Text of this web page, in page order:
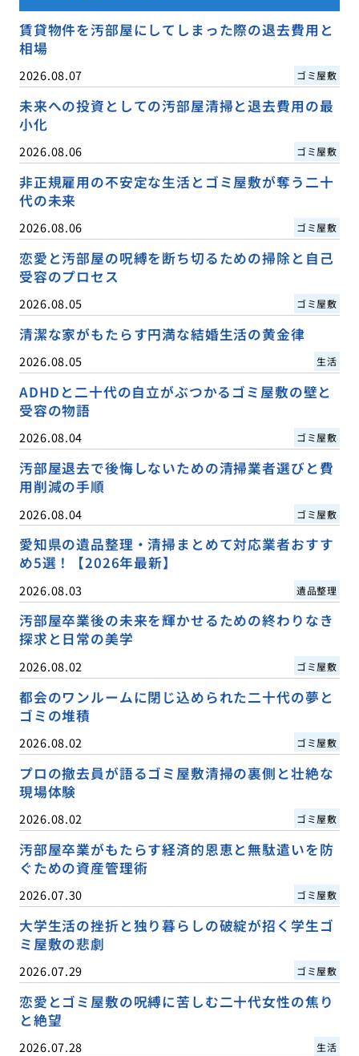
賃貸物件を汚部屋にしてしまった際の退去費用と
相場
2026.08.07 ゴミ屋敷
未来への投資としての汚部屋清掃と退去費用の最
小化
2026.08.06 ゴミ屋敷
非正規雇用の不安定な生活とゴミ屋敷が奪う二十
代の未来
2026.08.06 ゴミ屋敷
恋愛と汚部屋の呪縛を断ち切るための掃除と自己
受容のプロセス
2026.08.05 ゴミ屋敷
清潔な家がもたらす円満な結婚生活の黄金律
2026.08.05 生活
ADHDと二十代の自立がぶつかるゴミ屋敷の壁と
受容の物語
2026.08.04 ゴミ屋敷
汚部屋退去で後悔しないための清掃業者選びと費
用削減の手順
2026.08.04 ゴミ屋敷
愛知県の遺品整理・清掃まとめて対応業者おすす
め5選！【2026年最新】
2026.08.03 遺品整理
汚部屋卒業後の未来を輝かせるための終わりなき
探求と日常の美学
2026.08.02 ゴミ屋敷
都会のワンルームに閉じ込められた二十代の夢と
ゴミの堆積
2026.08.02 ゴミ屋敷
プロの撤去員が語るゴミ屋敷清掃の裏側と壮絶な
現場体験
2026.08.02 ゴミ屋敷
汚部屋卒業がもたらす経済的恩恵と無駄遣いを防
ぐための資産管理術
2026.07.30 ゴミ屋敷
大学生活の挫折と独り暮らしの破綻が招く学生ゴ
ミ屋敷の悲劇
2026.07.29 ゴミ屋敷
恋愛とゴミ屋敷の呪縛に苦しむ二十代女性の焦り
と絶望
2026.07.28 生活